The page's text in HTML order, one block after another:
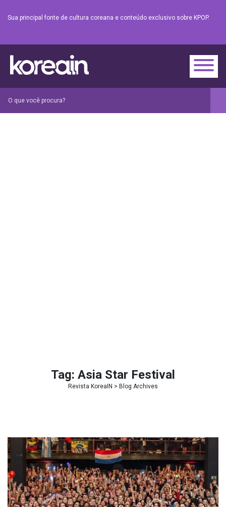
Sua principal fonte de cultura coreana e conteúdo exclusivo sobre KPOP.
Tag: Asia Star Festival
Revista KoreaIN > Blog Archives